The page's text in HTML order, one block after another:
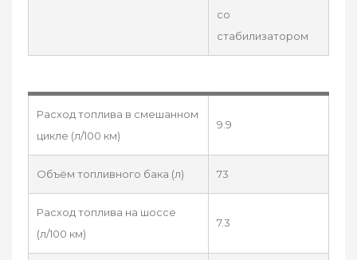
со
стабилизатором
Расход топлива в смешанном
цикле (л/100 км)
9.9
Объём топливного бака (л) 73
Расход топлива на шоссе
(л/100 км)
7.3